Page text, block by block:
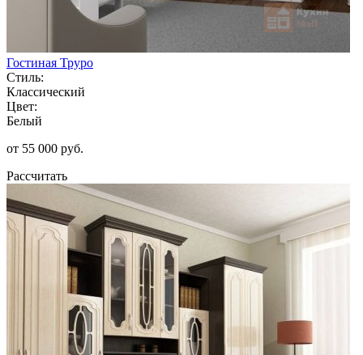
Гостиная Труро
Стиль:
Классический
Цвет:
Белый
от 55 000 руб.
Рассчитать